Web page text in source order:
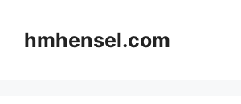
Inhalt
springen
hmhensel.com